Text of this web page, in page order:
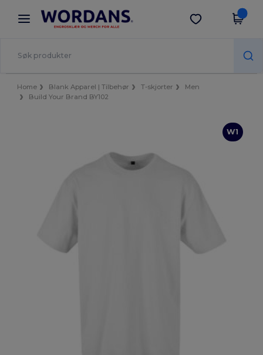
× Wordans-app
Bedre priser i appen!
Last ned app
Home Blank Apparel | Tilbehør T-skjorter
Men
Build Your Brand BY102
W1